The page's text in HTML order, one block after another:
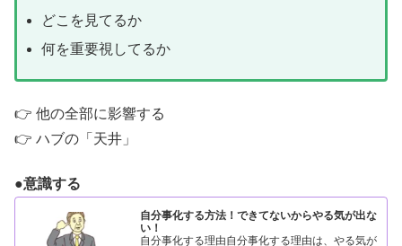
どこを見てるか
何を重要視してるか
👉 他の全部に影響する
👉 ハブの「天井」
●意識する
自分事化する方法！できてないからやる気が出な
い！
自分事化する理由自分事化する理由は、やる気が